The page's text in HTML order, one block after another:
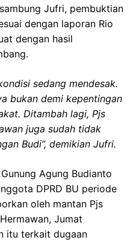
Jufri, pembuktian
dengan laporan Rio
dengan hasil
sedang mendesak.
bukan demi kepentingan
Ditambah lagi, Pjs
juga sudah tidak
Budi”, demikian Jufri.
Agung Budianto
DPRD BU periode
oleh mantan Pjs
Jumat
itu terkait dugaan